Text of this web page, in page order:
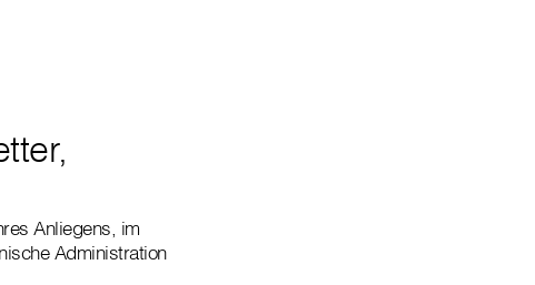
Anliegens, im
Administration